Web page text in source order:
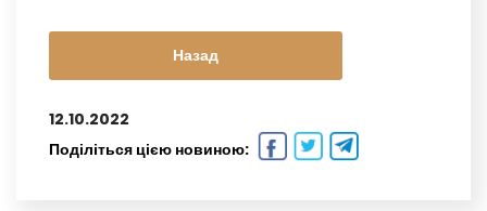
Назад
12.10.2022
Поділіться цією новиною: